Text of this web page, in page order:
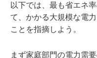
以下では、最も省エネ
て、かかる大規模な電
ことを指摘しよう。
まず家庭部門の電力需